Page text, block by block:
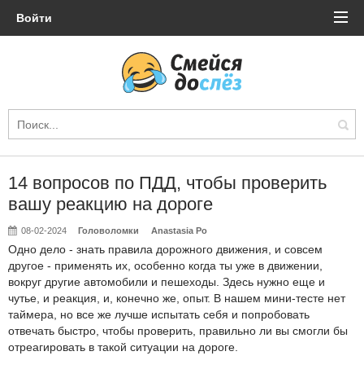
Войти
14 вопросов по ПДД, чтобы проверить
вашу реакцию на дороге
08-02-2024 Головоломки Anastasia Po
Одно дело - знать правила дорожного движения, и совсем
другое - применять их, особенно когда ты уже в движении,
вокруг другие автомобили и пешеходы. Здесь нужно еще и
чутье, и реакция, и, конечно же, опыт. В нашем мини-тесте нет
таймера, но все же лучше испытать себя и попробовать
отвечать быстро, чтобы проверить, правильно ли вы смогли бы
отреагировать в такой ситуации на дороге.